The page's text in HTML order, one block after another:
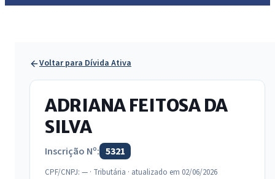
Voltar para Dívida Ativa
ADRIANA FEITOSA DA
SILVA
Inscrição Nº: 5321
CPF/CNPJ: — · Tributária · atualizado em 02/06/2026